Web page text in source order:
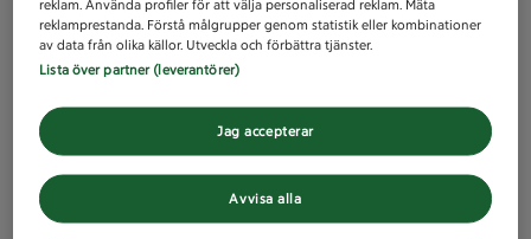
reklam. Använda profiler för att välja personaliserad reklam. Mäta
reklamprestanda. Förstå målgrupper genom statistik eller kombinationer
av data från olika källor. Utveckla och förbättra tjänster.
Lista över partner (leverantörer)
Avvisa alla
Jag accepterar